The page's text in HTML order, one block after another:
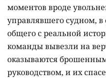
моментов вроде
управлявшего судном,
общего с реальной
команды вывезли на
оказываются
руководством, и их